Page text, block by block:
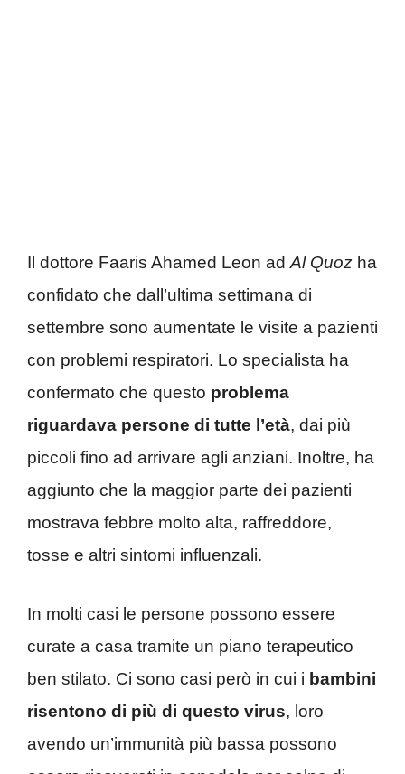
Il dottore Faaris Ahamed Leon ad Al Quoz ha
confidato che dall’ultima settimana di
settembre sono aumentate le visite a pazienti
con problemi respiratori. Lo specialista ha
confermato che questo problema
riguardava persone di tutte l’età, dai più
piccoli fino ad arrivare agli anziani. Inoltre, ha
aggiunto che la maggior parte dei pazienti
mostrava febbre molto alta, raffreddore,
tosse e altri sintomi influenzali.
In molti casi le persone possono essere
curate a casa tramite un piano terapeutico
ben stilato. Ci sono casi però in cui i bambini
risentono di più di questo virus, loro
avendo un’immunità più bassa possono